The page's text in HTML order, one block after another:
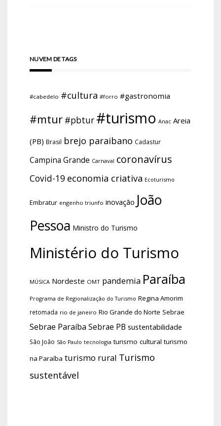
NUVEM DE TAGS
#cabedelo #cultura #forro #gastronomia
#mtur #pbtur #turismo Anac Areia
(PB) Brasil brejo paraibano Cadastur
Campina Grande Carnaval coronavírus
Covid-19 economia criativa Ecoturismo
Embratur engenho triunfo inovação João
Pessoa Ministro do Turismo
Ministério do Turismo
MÚSICA Nordeste OMT pandemia Paraíba
Programa de Regionalização do Turismo Regina Amorim
retomada rio de janeiro Rio Grande do Norte Sebrae
Sebrae Paraíba Sebrae PB sustentabilidade
São João São Paulo tecnologia turismo cultural turismo
na Paraíba turismo rural Turismo
sustentável